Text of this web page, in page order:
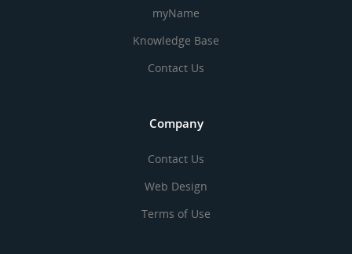
myName
Knowledge Base
Contact Us
Company
Contact Us
Web Design
Terms of Use